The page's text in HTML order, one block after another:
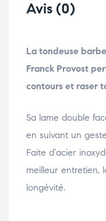
Avis (0)
La tondeuse
Franck Provost
contours et raser
Sa lame double
en suivant un
Faite d’acier
meilleur entretien,
longévité.